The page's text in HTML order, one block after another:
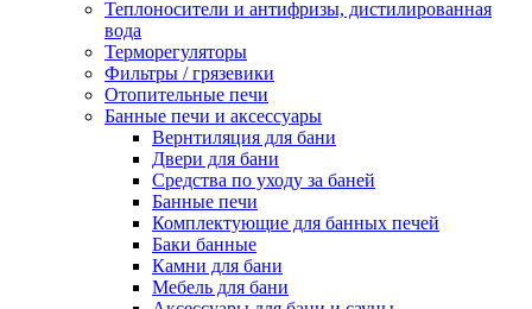
Теплоносители и антифризы, дистилированная
вода
Терморегуляторы
Фильтры / грязевики
Отопительные печи
Банные печи и аксессуары
Вернтиляция для бани
Двери для бани
Средства по уходу за баней
Банные печи
Комплектующие для банных печей
Баки банные
Камни для бани
Мебель для бани